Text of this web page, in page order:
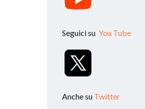
Seguici su You Tube
Anche su Twitter